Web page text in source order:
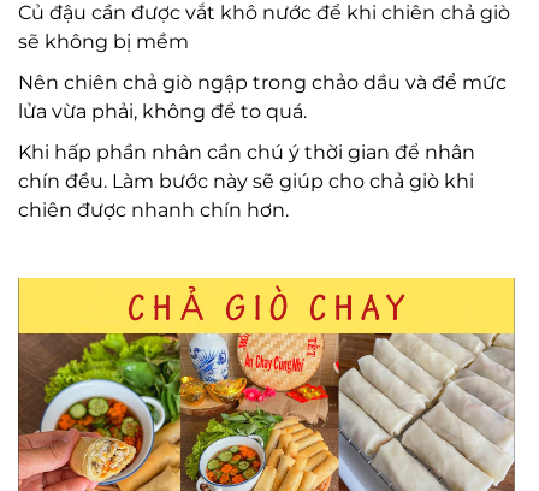
Củ đậu cần được vắt khô nước để khi chiên chả giò
sẽ không bị mềm
Nên chiên chả giò ngập trong chảo dầu và để mức
lửa vừa phải, không để to quá.
Khi hấp phần nhân cần chú ý thời gian để nhân
chín đều. Làm bước này sẽ giúp cho chả giò khi
chiên được nhanh chín hơn.